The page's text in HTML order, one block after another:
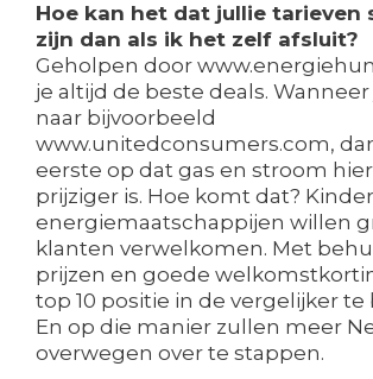
Hoe kan het dat jullie tarieven
zijn dan als ik het zelf afsluit?
Geholpen door
je altijd de beste deals.
naar bijvoorbeeld
www.unitedconsumers.com,
eerste op dat gas en stroom hier
prijziger is. Hoe komt dat?
energiemaatschappijen willen
klanten verwelkomen. Met
prijzen en goede
top 10 positie in de vergelijker te
En op die manier zullen meer
overwegen over te stappen.